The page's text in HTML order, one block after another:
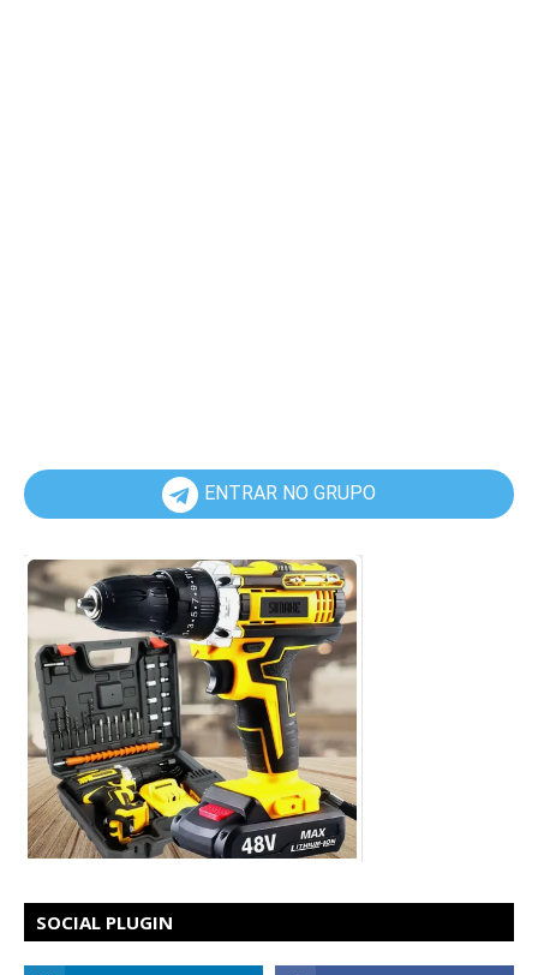
ENTRAR NO GRUPO
SOCIAL PLUGIN